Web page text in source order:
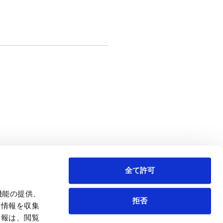
の提供、
報を収集
は、閲覧
全て許可
拒否
事業再生・倒産 企業法務一般